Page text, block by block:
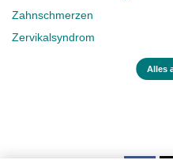
Zahnschmerzen
Zervikalsyndrom
Alles